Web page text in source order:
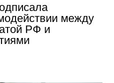
между
РФ и